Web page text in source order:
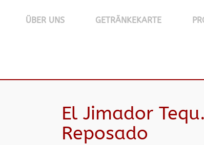
ÜBER UNS GETRÄNKEKARTE
El Jimador Tequ.
Reposado